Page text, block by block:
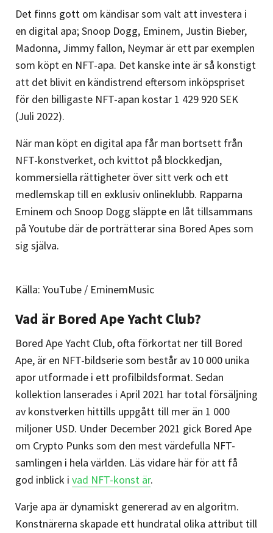
Det finns gott om kändisar som valt att investera i
en digital apa; Snoop Dogg, Eminem, Justin Bieber,
Madonna, Jimmy fallon, Neymar är ett par exemplen
som köpt en NFT-apa. Det kanske inte är så konstigt
att det blivit en kändistrend eftersom inköpspriset
för den billigaste NFT-apan kostar 1 429 920 SEK
(Juli 2022).
När man köpt en digital apa får man bortsett från
NFT-konstverket, och kvittot på blockkedjan,
kommersiella rättigheter över sitt verk och ett
medlemskap till en exklusiv onlineklubb. Rapparna
Eminem och Snoop Dogg släppte en låt tillsammans
på Youtube där de porträtterar sina Bored Apes som
sig själva.
Källa: YouTube / EminemMusic
Vad är Bored Ape Yacht Club?
Bored Ape Yacht Club, ofta förkortat ner till Bored
Ape, är en NFT-bildserie som består av 10 000 unika
apor utformade i ett profilbildsformat. Sedan
kollektion lanserades i April 2021 har total försäljning
av konstverken hittills uppgått till mer än 1 000
miljoner USD. Under December 2021 gick Bored Ape
om Crypto Punks som den mest värdefulla NFT-
samlingen i hela världen. Läs vidare här för att få
god inblick i vad NFT-konst är.
Varje apa är dynamiskt genererad av en algoritm.
Konstnärerna skapade ett hundratal olika attribut till